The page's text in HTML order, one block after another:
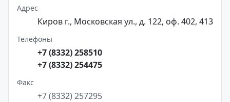
Адрес
Киров г., Московская ул., д. 122, оф. 402, 413
Телефоны
+7 (8332) 258510
+7 (8332) 254475
Факс
+7 (8332) 257295